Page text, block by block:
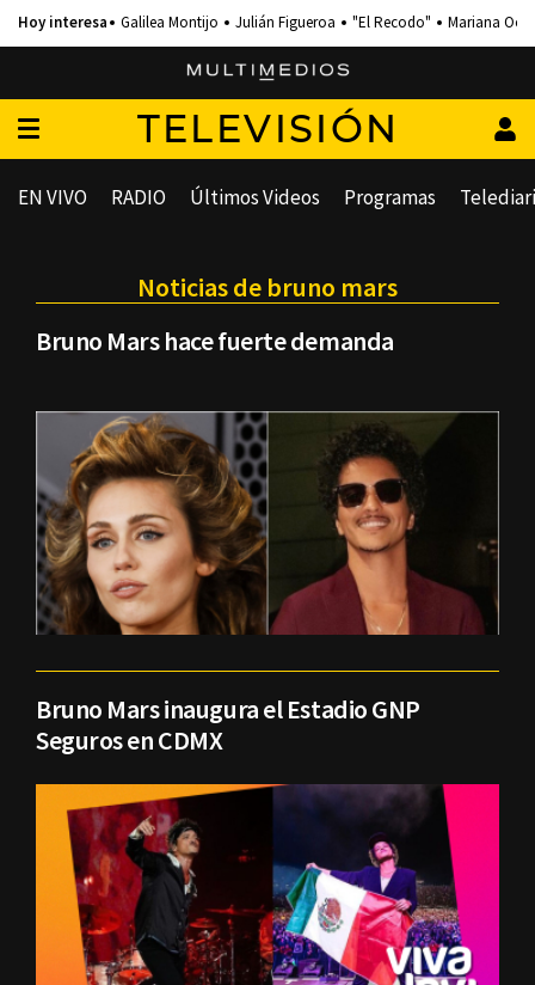
Galilea Montijo Julián Figueroa "El Recodo" Mariana
TELEVISIÓN
EN VIVO RADIO Últimos Videos Programas
Noticias de bruno mars
Bruno Mars hace fuerte demanda
Bruno Mars inaugura el Estadio GNP
Seguros en CDMX